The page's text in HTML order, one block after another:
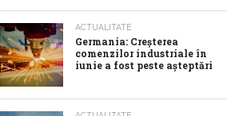
ACTUALITATE
Germania: Creșterea
comenzilor industriale în
iunie a fost peste așteptări